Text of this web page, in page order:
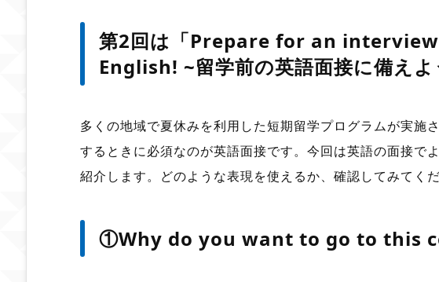
第2回は 「Prepare for an
English! ~留学前の英語面接に備えよ
多くの地域で夏休みを利用した短期留学プログラムが実施
するときに必須なのが英語面接です。今回は英語の面接で
紹介します。どのような表現を使えるか、確認してみてくだ
①Why do you want to go to this